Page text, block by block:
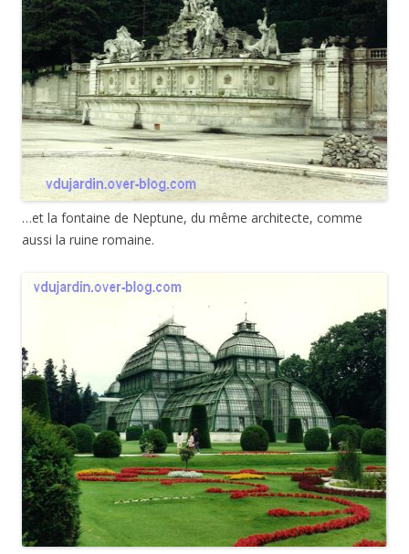
…et la fontaine de Neptune, du même architecte, comme
aussi la ruine romaine.